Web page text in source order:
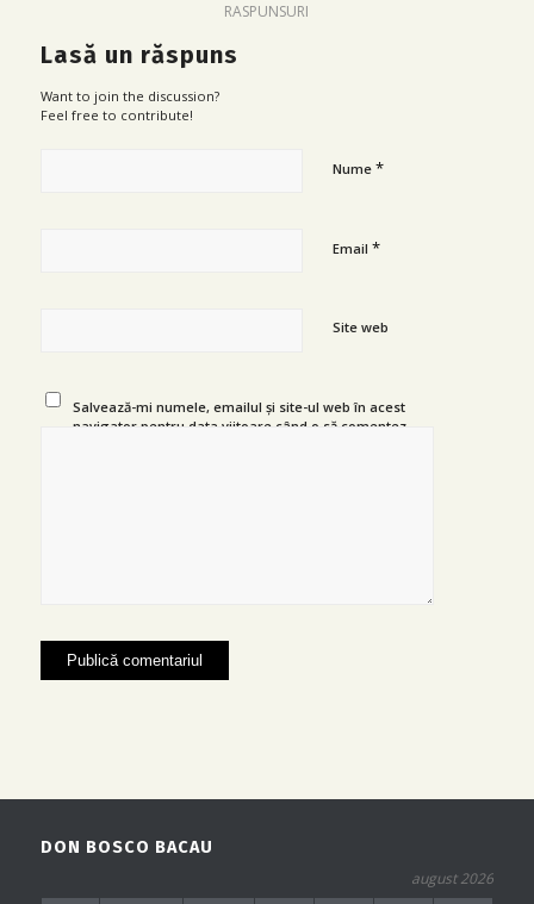
RASPUNSURI
Lasă un răspuns
Want to join the discussion?
Feel free to contribute!
Nume *
Email *
Site web
Salvează-mi numele, emailul și site-ul web în acest
navigator pentru data viitoare când o să comentez.
DON BOSCO BACAU
august 2026